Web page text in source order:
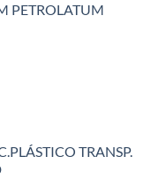
PETROLATUM
TRANSP.